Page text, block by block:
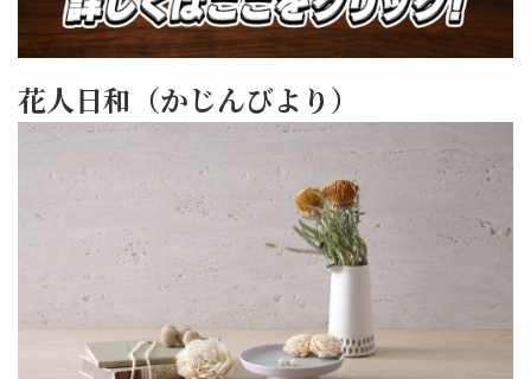
花人日和（かじんびより）